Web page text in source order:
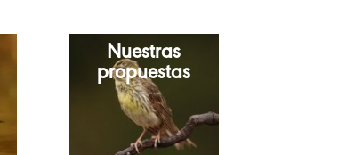
Nuestras
propuestas